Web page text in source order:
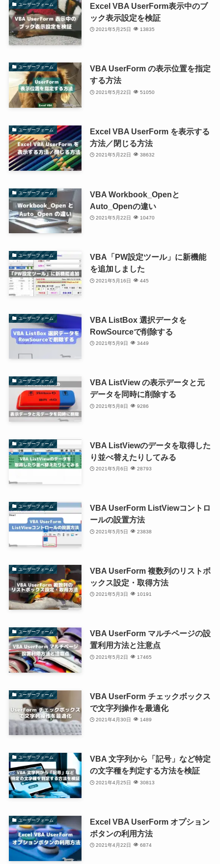
ユーザーフォーム
Excel VBA UserForm表示中のブ
ック表示設定を検証
2021年5月25日 13835
ユーザーフォーム
VBA UserForm の表示位置を指定
する方法
2021年5月22日 51050
ユーザーフォーム
Excel VBA UserForm を表示する
方法／閉じる方法
2021年5月22日 38632
ユーザーフォーム
VBA Workbook_Openと
Auto_Openの違い
2021年5月22日 10470
ユーザーフォーム
VBA「PW設定ツール」に新機能
を追加しました
2021年5月16日 445
ユーザーフォーム
VBA ListBox 選択データを
RowSourceで削除する
2021年5月9日 3449
ユーザーフォーム
VBA ListView の表示データと元
データを同時に削除する
2021年5月8日 9286
ユーザーフォーム
VBA ListViewのデータを取得した
り並べ替えたりしてみる
2021年5月6日 28793
ユーザーフォーム
VBA UserForm ListViewコントロ
ールの設置方法
2021年5月5日 23838
ユーザーフォーム
VBA UserForm 複数列のリストボ
ックス設定・取得方法
2021年5月3日 10191
ユーザーフォーム
VBA UserForm マルチページの設
置利用方法と注意点
2021年5月2日 17465
ユーザーフォーム
VBA UserForm チェックボックス
で文字列操作を最適化
2021年4月30日 1489
ユーザーフォーム
VBA 文字列から「記号」など特定
の文字種を判定する方法を検証
2021年4月25日 30813
ユーザーフォーム
Excel VBA UserForm オプション
ボタンの利用方法
2021年4月22日 6874